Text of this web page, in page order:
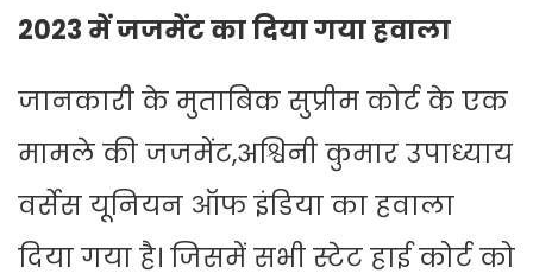
2023 में जजमेंट का दिया गया हवाला
जानकारी के मुताबिक सुप्रीम कोर्ट के एक
मामले की जजमेंट,अश्विनी कुमार उपाध्याय
वर्सेस यूनियन ऑफ इंडिया का हवाला
दिया गया है। जिसमें सभी स्टेट हाई कोर्ट को